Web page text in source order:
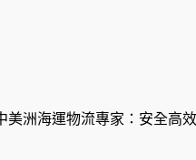
美洲海運物流專家：安全高